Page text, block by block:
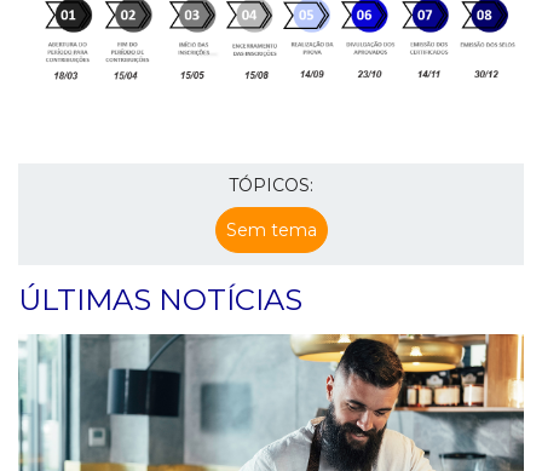
TÓPICOS:
Sem tema
ÚLTIMAS NOTÍCIAS